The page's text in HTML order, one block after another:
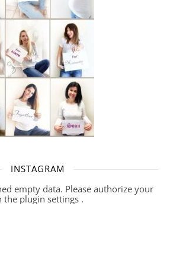
INSTAGRAM
empty data. Please authorize your
the plugin settings .